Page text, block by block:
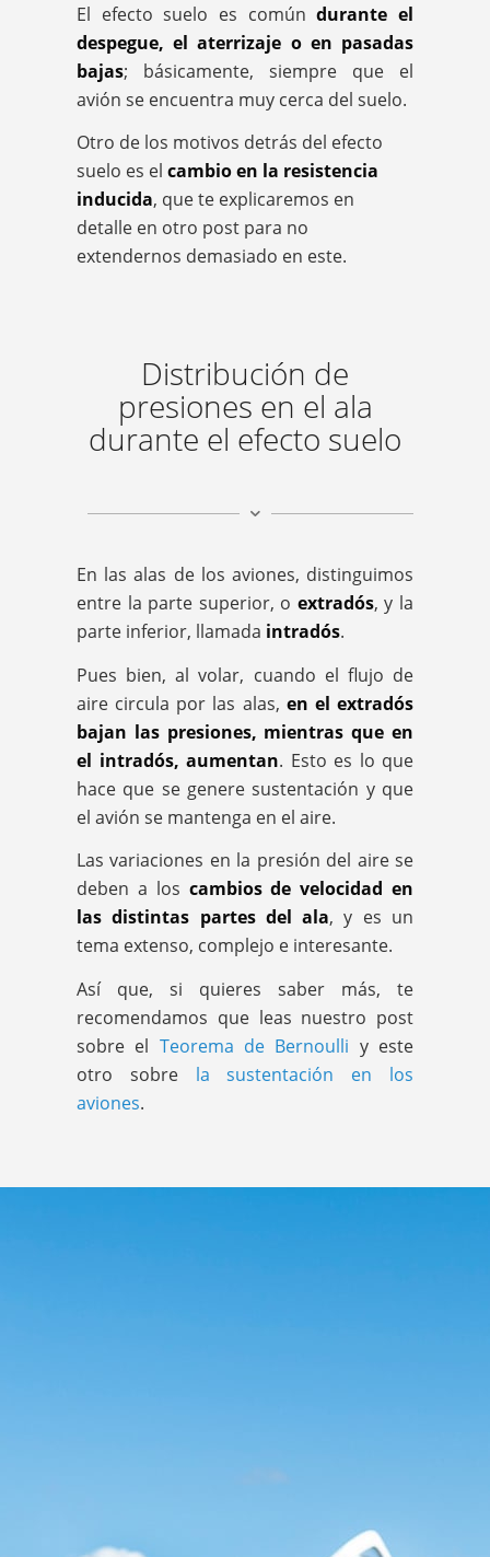
El efecto suelo es comúndurante el
despegue, el aterrizaje o en pasadas
bajas; básicamente, siempre que el
avión se encuentra muy cerca del suelo.
Otro de los motivos detrás del efecto
suelo es el cambio en la resistencia
inducida, que te explicaremos en
detalle en otro post para no
extendernos demasiado en este.
Distribución de
presiones en el ala
durante el efecto suelo
En las alas de los aviones, distinguimos
entre la parte superior, o extradós, y la
parte inferior, llamada intradós.
Pues bien, al volar, cuando el flujo de
aire circula por las alas, en el extradós
bajan las presiones, mientras que en
el intradós, aumentan. Esto es lo que
hace que se genere sustentación y que
el avión se mantenga en el aire.
Las variaciones en la presión del aire se
deben a los cambios de velocidad en
las distintas partes del ala, y es un
tema extenso, complejo e interesante.
Así que, si quieres saber más, te
recomendamos que leas nuestro post
sobre el Teorema de Bernoulli y este
otro sobre la sustentación en los
aviones.